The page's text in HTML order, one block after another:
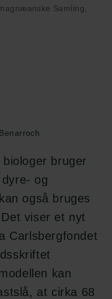
Samling,
bruger
og
også bruges
viser et nyt
Carlsbergfondet
kan
at cirka 68